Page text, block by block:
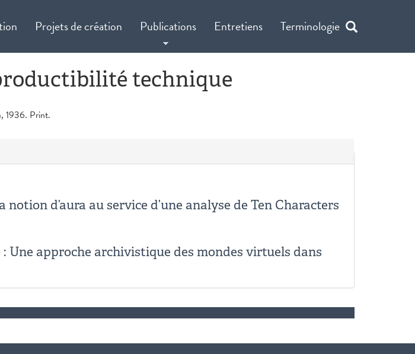
Projets de création Publications Entretiens Terminologie
technique
1936. Print.
notion d’aura au service d’une analyse de Ten Characters
Une approche archivistique des mondes virtuels dans